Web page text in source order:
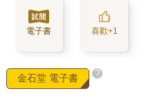
電子書 喜歡+1
金石堂 電子書 ?